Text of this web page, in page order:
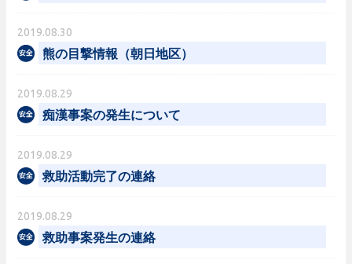
2019.08.30
熊の目撃情報（朝日地区）
2019.08.29
痴漢事案の発生について
2019.08.29
救助活動完了の連絡
2019.08.29
救助事案発生の連絡